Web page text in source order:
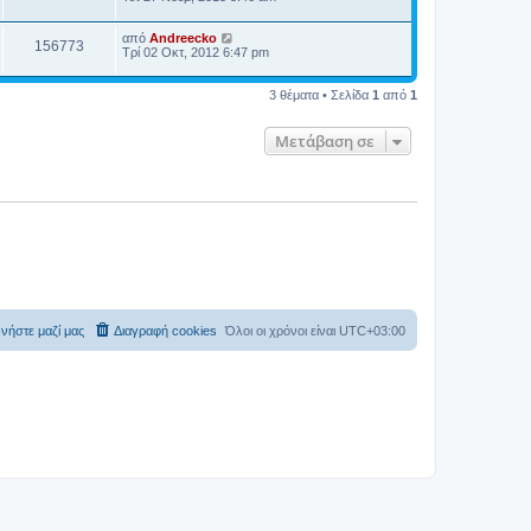
ς
η
η
156773 από Andreecko
Τρί 02 Οκτ, 2012 6:47 pm
3 θέματα • Σελίδα 1 από 1
Μετάβαση σε
Όλοι οι χρόνοι είναι UTC+03:00
Διαγραφή cookies
μαζί μας